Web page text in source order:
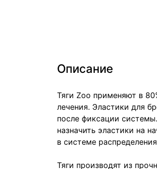
Описание
Тяги Zoo применяют в
лечения. Эластики для
после фиксации
назначить эластики на
в системе
Тяги производят из